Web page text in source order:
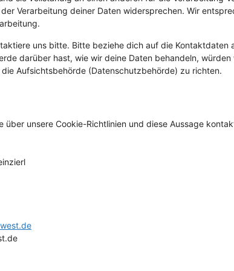
Verarbeitung deiner Daten widersprechen. Wir
uns bitte. Bitte beziehe dich auf die Kontaktdaten
darüber hast, wie wir deine Daten behandeln,
Aufsichtsbehörde (Datenschutzbehörde) zu richten.
über unsere Cookie-Richtlinien und diese Aussage